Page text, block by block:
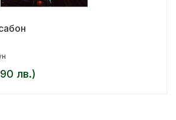
лв.)